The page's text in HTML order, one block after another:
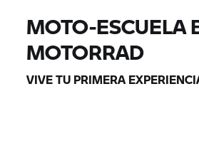
MOTO-ESCUELA
MOTORRAD
VIVE TU PRIMERA